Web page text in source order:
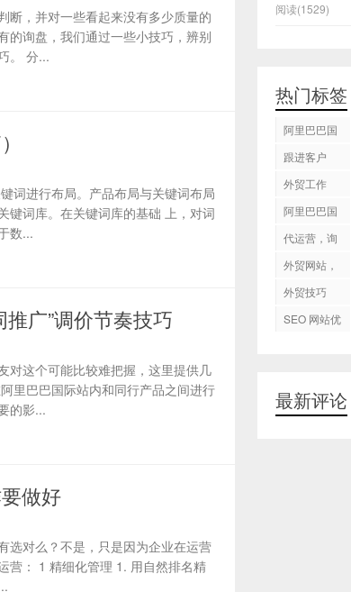
断，并对一些看起来没有多少质量的
的询盘，我们通过一些小技巧，辨别
。 分...
词进行布局。产品布局与关键词布局
键词库。在关键词库的基础 上，对词
数...
广”调价节奏技巧
对这个可能比较难把握，这里提供几
里巴巴国际站内和同行产品之间进行
的影...
做好
选对么？不是，只是因为企业在运营
营： 1 精细化管理 1. 用自然排名精
阅读(1529)
热门标签
阿里巴巴国
跟进客户
外贸工作
阿里巴巴国
化
代运营，询
外贸网站，
外贸技巧
SEO 网站优
最新评论